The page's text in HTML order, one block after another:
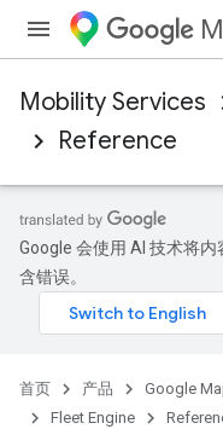
Mobility Services
Reference
Google 会使用 AI 技术将
含错误。
首页 产品 Google
Fleet Engine